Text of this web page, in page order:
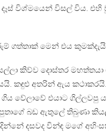
දෑස් විශ්මයෙන් විසල් විය.
ගත්තාක් මෙන් එය
කිව්ව දොස්තර මහත්තයා
යයි. කඳුළු අතරින් ඇය
වේලාවේ එයාට
බඩ ඇතුලේ තිබුණා
දසවද වින්ඳ මගේ